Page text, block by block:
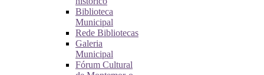
Biblioteca
Municipal
Rede Bibliotecas
Galeria
Municipal
Fórum Cultural